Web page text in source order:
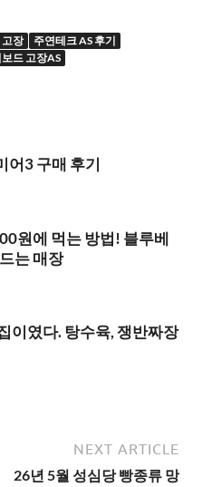
장
주연테크 AS 후기
보드 고장AS
어3 구매 후기
원에 먹는 방법! 블루베
는 매장
이였다. 탕수육, 쟁반짜장
NEXT ARTICLE
26년 5월 성심당 빵종류 망